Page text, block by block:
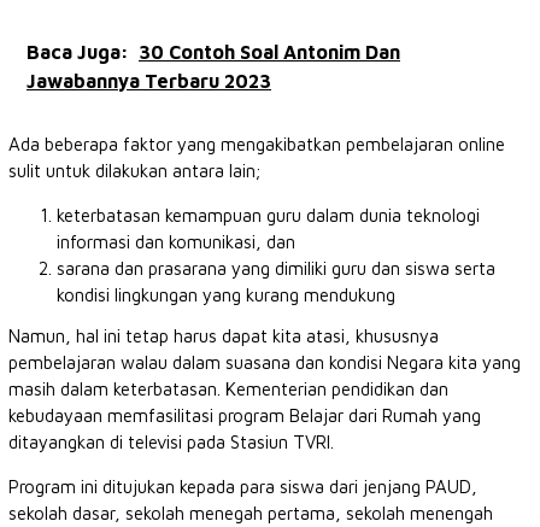
Baca Juga:
30 Contoh Soal Antonim Dan
Jawabannya Terbaru 2023
Ada beberapa faktor yang mengakibatkan pembelajaran online
sulit untuk dilakukan antara lain;
keterbatasan kemampuan guru dalam dunia teknologi
informasi dan komunikasi, dan
sarana dan prasarana yang dimiliki guru dan siswa serta
kondisi lingkungan yang kurang mendukung
Namun, hal ini tetap harus dapat kita atasi, khususnya
pembelajaran walau dalam suasana dan kondisi Negara kita yang
masih dalam keterbatasan. Kementerian pendidikan dan
kebudayaan memfasilitasi program Belajar dari Rumah yang
ditayangkan di televisi pada Stasiun TVRI.
Program ini ditujukan kepada para siswa dari jenjang PAUD,
sekolah dasar, sekolah menegah pertama, sekolah menengah